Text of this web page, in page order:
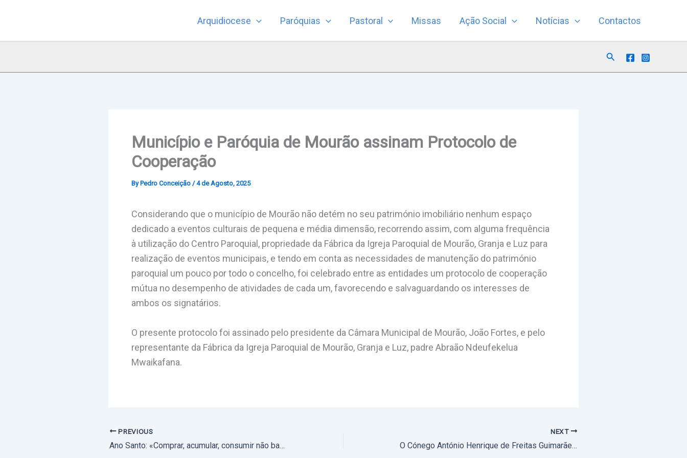
Arquidiocese Paróquias Pastoral Missas Ação Social Notícias Contactos
Search
Município e Paróquia de Mourão assinam Protocolo de
Cooperação
By Pedro Conceição /4 de Agosto, 2025
Considerando que o município de Mourão não detém no seu património imobiliário nenhum espaço
dedicado a eventos culturais de pequena e média dimensão, recorrendo assim, com alguma frequência
à utilização do Centro Paroquial, propriedade da Fábrica da Igreja Paroquial de Mourão, Granja e Luz para
realização de eventos municipais, e tendo em conta as necessidades de manutenção do património
paroquial um pouco por todo o concelho, foi celebrado entre as entidades um protocolo de cooperação
mútua no desempenho de atividades de cada um, favorecendo e salvaguardando os interesses de
ambos os signatários.
O presente protocolo foi assinado pelo presidente da Câmara Municipal de Mourão, João Fortes, e pelo
representante da Fábrica da Igreja Paroquial de Mourão, Granja e Luz, padre Abraão Ndeufekelua
Mwaikafana.
PREVIOUS
Ano Santo: «Comprar, acumular, consumir não basta», alerta Leão XIV, na Missa final do Jubileu dos Jovens
NEXT
O Cónego António Henrique de Freitas Guimarães partiu para a Casa do Pai